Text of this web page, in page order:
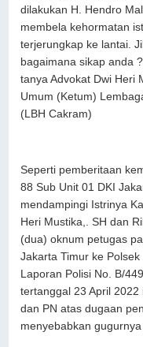
dilakukan H. Hendro
membela kehormatan
terjerungkap ke lantai.
bagaimana sikap anda
tanya Advokat Dwi Heri
Umum (Ketum)
(LBH Cakram)
Seperti pemberitaan
88 Sub Unit 01 DKI
mendampingi Istrinya
Heri Mustika,. SH dan
(dua) oknum petugas
Jakarta Timur ke
Laporan Polisi No. B/
tertanggal 23 April
dan PN atas dugaan
menyebabkan